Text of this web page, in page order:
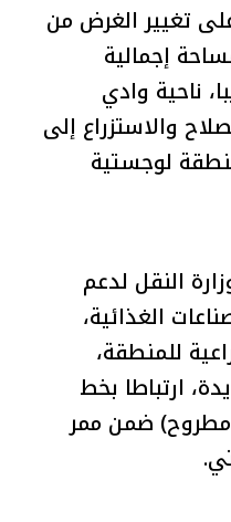
تغيير الغرض من
إجمالية
تقريبا، ناحية وادي
والاستزراع إلى
لوجستية
النقل لدعم
الغذائية،
للمنطقة،
ارتباطا بخط
مطروح) ضمن ممر